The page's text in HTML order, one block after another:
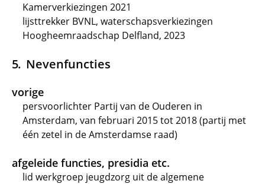
Kamerverkiezingen 2021
lijsttrekker BVNL, waterschapsverkiezingen
Hoogheemraadschap Delfland, 2023
Nevenfuncties
vorige
persvoorlichter Partij van de Ouderen in
Amsterdam, van februari 2015 tot 2018 (partij met
één zetel in de Amsterdamse raad)
afgeleide functies, presidia etc.
lid werkgroep jeugdzorg uit de algemene